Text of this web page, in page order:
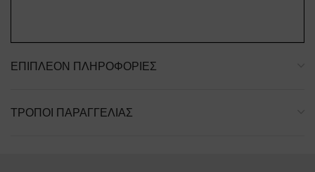
ΕΠΙΠΛΈΟΝ ΠΛΗΡΟΦΟΡΊΕΣ
ΤΡΌΠΟΙ ΠΑΡΑΓΓΕΛΊΑΣ